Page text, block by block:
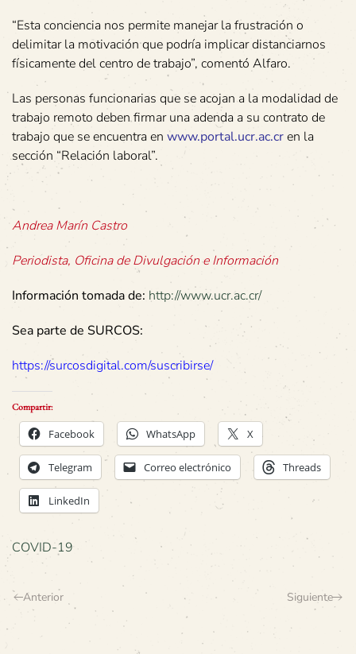
“Esta conciencia nos permite manejar la frustración o
delimitar la motivación que podría implicar distanciarnos
físicamente del centro de trabajo”, comentó Alfaro.
Las personas funcionarias que se acojan a la modalidad de
trabajo remoto deben firmar una adenda a su contrato de
trabajo que se encuentra en www.portal.ucr.ac.cren la
sección “Relación laboral”.
Andrea Marín Castro
Periodista, Oficina de Divulgación e Información
Información tomada de: http://www.ucr.ac.cr/
Sea parte de SURCOS:
https://surcosdigital.com/suscribirse/
Compartir:
Facebook WhatsApp X
Telegram Correo electrónico Threads
LinkedIn
COVID-19
Anterior Siguiente